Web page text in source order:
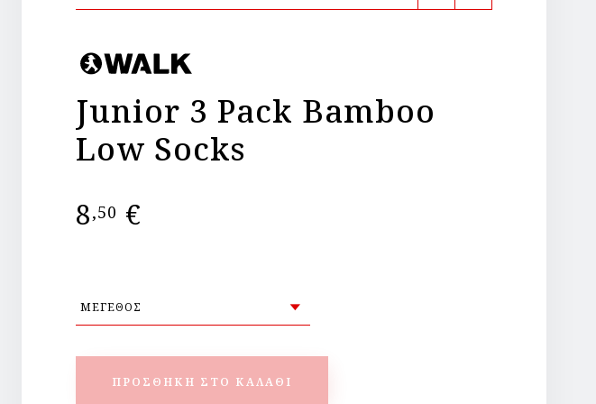
Junior 3 Pack Bamboo
Low Socks
8,50 €
ΠΡΟΣΘΉΚΗ ΣΤΟ ΚΑΛΆΘΙ